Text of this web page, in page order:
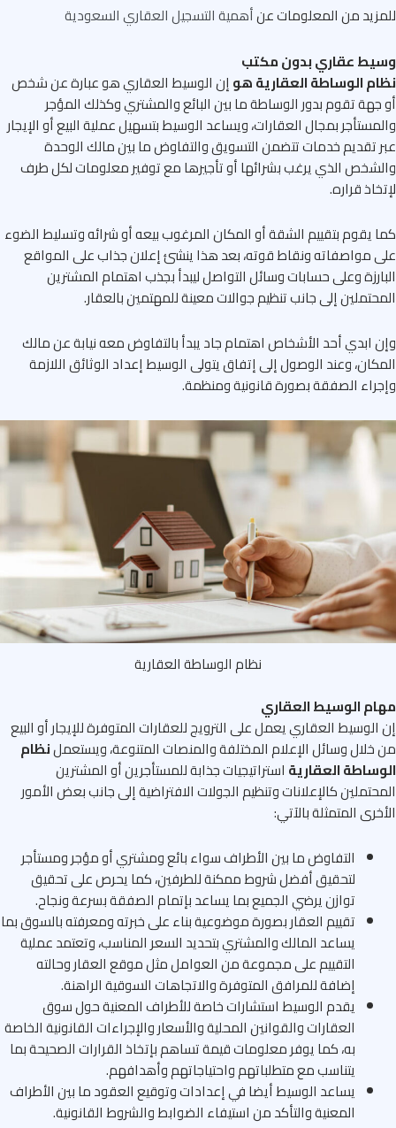
من المعلومات عنأهمية التسجيل العقاري السعودية
عقاري بدون مكتب
الوساطة العقارية هوإن الوسيط العقاري هو عبارة عن شخص
تقوم بدور الوساطة ما بين البائع والمشتري وكذلك المؤجر
بمجال العقارات، ويساعد الوسيط بتسهيل عملية البيع أو الإيجار
تقديم خدمات تتضمن التسويق والتفاوض ما بين مالك الوحدة
الذي يرغب بشرائها أو تأجيرها مع توفير معلومات لكل طرف
قراره.
يقوم بتقييم الشقة أو المكان المرغوب بيعه أو شرائه وتسليط الضوء
مواصفاته ونقاط قوته، بعد هذا ينشئ إعلان جذاب على المواقع
وعلى حسابات وسائل التواصل ليبدأ بجذب اهتمام المشترين
إلى جانب تنظيم جوالات معينة للمهتمين بالعقار.
ابدي أحد الأشخاص اهتمام جاد يبدأ بالتفاوض معه نيابة عن مالك
وعند الوصول إلى إتفاق يتولى الوسيط إعداد الوثائق اللازمة
الصفقة بصورة قانونية ومنظمة.
نظام الوساطة العقارية
الوسيط العقاري
العقاري يعمل على الترويج للعقارات المتوفرة للإيجار أو البيع
وسائل الإعلام المختلفة والمنصات المتنوعة، ويستعملنظام
العقاريةاستراتيجيات جذابة للمستأجرين أو المشترين
كالإعلانات وتنظيم الجولات الافتراضية إلى جانب بعض الأمور
المتمثلة بالآتي:
التفاوض ما بين الأطراف سواء بائع ومشتري أو مؤجر ومستأجر
لتحقيق أفضل شروط ممكنة للطرفين، كما يحرص على تحقيق
توازن يرضي الجميع بما يساعد بإتمام الصفقة بسرعة ونجاح.
تقييم العقار بصورة موضوعية بناء على خبرته ومعرفته بالسوق بما
يساعد المالك والمشتري بتحديد السعر المناسب، وتعتمد عملية
التقييم على مجموعة من العوامل مثل موقع العقار وحالته
إضافة للمرافق المتوفرة والاتجاهات السوقية الراهنة.
يقدم الوسيط استشارات خاصة للأطراف المعنية حول سوق
العقارات والقوانين المحلية والأسعار والإجراءات القانونية الخاصة
به، كما يوفر معلومات قيمة تساهم بإتخاذ القرارات الصحيحة بما
يتناسب مع متطلباتهم واحتياجاتهم وأهدافهم.
يساعد الوسيط أيضا في إعدادات وتوقيع العقود ما بين الأطراف
المعنية والتأكد من استيفاء الضوابط والشروط القانونية.